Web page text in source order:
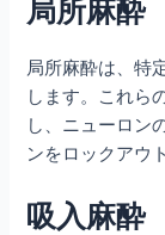
局所麻酔
局所麻酔は、特
します。これら
し、ニューロン
ンをロックアウ
吸入麻酔